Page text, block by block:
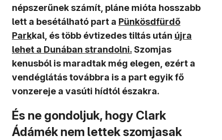
népszerűnek számít, pláne mióta hosszabb
lett a besétálható part a (új ablakban nyílik meg)
Pünkösdfürdő
Parkkal, és több évtizedes tiltás után (új
újra
lehet a Dunában strandolni. Szomjas
kenusból is maradtak még elegen, ezért a
vendéglátás továbbra is a part egyik fő
vonzereje a vasúti hídtól északra.
És ne gondoljuk, hogy Clark
Ádámék nem lettek szomjasak